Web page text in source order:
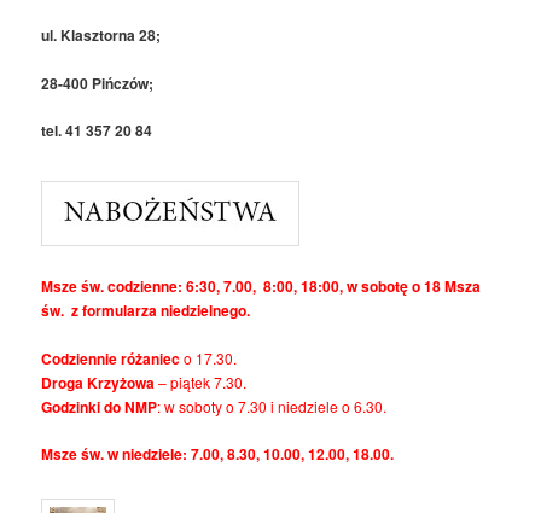
ul. Klasztorna 28;
28-400 Pińczów;
tel. 41 357 20 84
Msze św. codzienne: 6:30, 7.00, 8:00, 18:00, w sobotę o 18 Msza
św. z formularza niedzielnego.
Codziennie różanieco 17.30.
Droga Krzyżowa– piątek 7.30.
Godzinki do NMP: w soboty o 7.30 i niedziele o 6.30.
Msze św. w niedziele: 7.00, 8.30, 10.00, 12.00, 18.00.